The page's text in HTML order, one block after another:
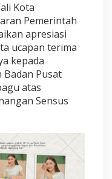
n
o
i
T
a
h
u
2
Kota
Pemerintah
apresiasi
ucapan terima
kepada
Pusat
atas
Sensus